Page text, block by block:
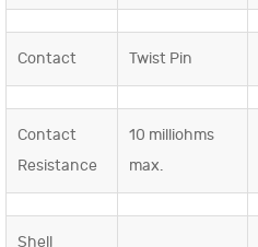
Contact Twist Pin
Contact
Resistance
10 milliohms
max.
Shell